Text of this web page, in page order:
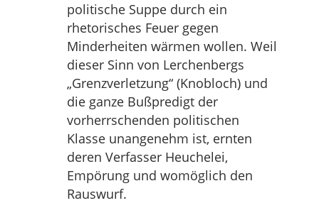
politische Suppe durch ein
rhetorisches Feuer gegen
Minderheiten wärmen wollen. Weil
dieser Sinn von Lerchenbergs
„Grenzverletzung“ (Knobloch) und
die ganze Bußpredigt der
vorherrschenden politischen
Klasse unangenehm ist, ernten
deren Verfasser Heuchelei,
Empörung und womöglich den
Rauswurf.